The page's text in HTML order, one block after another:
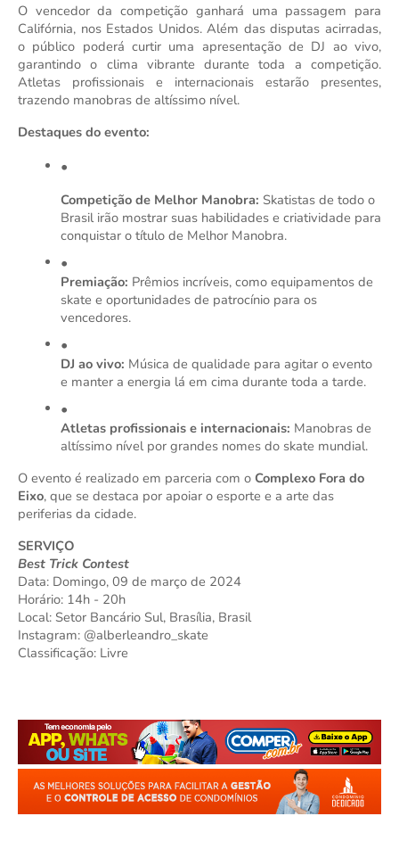
O vencedor da competição ganhará uma passagem para
Califórnia, nos Estados Unidos. Além das disputas acirradas,
o público poderá curtir uma apresentação de DJ ao vivo,
garantindo o clima vibrante durante toda a competição.
Atletas profissionais e internacionais estarão presentes,
trazendo manobras de altíssimo nível.
Destaques do evento:
Competição de Melhor Manobra: Skatistas de todo o
Brasil irão mostrar suas habilidades e criatividade para
conquistar o título de Melhor Manobra.
Premiação: Prêmios incríveis, como equipamentos de
skate e oportunidades de patrocínio para os
vencedores.
DJ ao vivo: Música de qualidade para agitar o evento
e manter a energia lá em cima durante toda a tarde.
Atletas profissionais e internacionais: Manobras de
altíssimo nível por grandes nomes do skate mundial.
O evento é realizado em parceria com o Complexo Fora do
Eixo, que se destaca por apoiar o esporte e a arte das
periferias da cidade.
SERVIÇO
Best Trick Contest
Data: Domingo, 09 de março de 2024
Horário: 14h - 20h
Local: Setor Bancário Sul, Brasília, Brasil
Instagram: @alberleandro_skate
Classificação: Livre